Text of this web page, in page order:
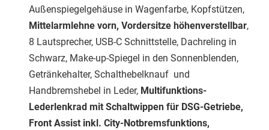
Außenspiegelgehäuse in Wagenfarbe, Kopfstützen,
Mittelarmlehne vorn, Vordersitze höhenverstellbar,
8 Lautsprecher, USB-C Schnittstelle, Dachreling in
Schwarz, Make-up-Spiegel in den Sonnenblenden,
Getränkehalter, Schalthebelknauf und
Handbremshebel in Leder, Multifunktions-
Lederlenkrad mit Schaltwippen für DSG-Getriebe,
Front Assist inkl. City-Notbremsfunktions,